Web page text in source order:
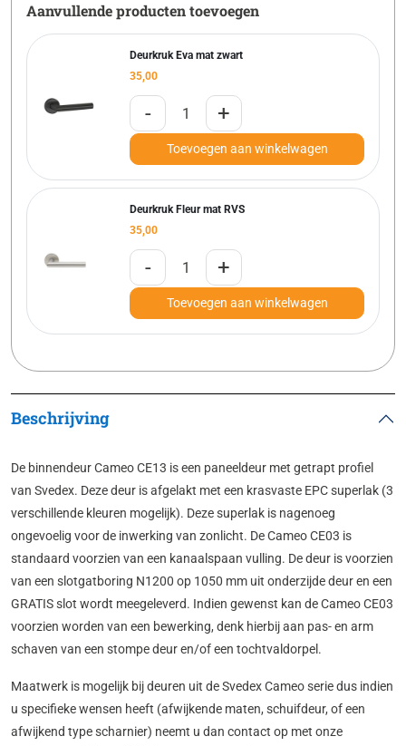
Aanvullende producten toevoegen
Deurkruk Eva mat zwart
35,00
- +
Toevoegen aan winkelwagen
Deurkruk Fleur mat RVS
35,00
- +
Toevoegen aan winkelwagen
Beschrijving
De binnendeur Cameo CE13 is een paneeldeur met getrapt profiel
van Svedex. Deze deur is afgelakt met een krasvaste EPC superlak (3
verschillende kleuren mogelijk). Deze superlak is nagenoeg
ongevoelig voor de inwerking van zonlicht. De Cameo CE03 is
standaard voorzien van een kanaalspaan vulling. De deur is voorzien
van een slotgatboring N1200 op 1050 mm uit onderzijde deur en een
GRATIS slot wordt meegeleverd. Indien gewenst kan de Cameo CE03
voorzien worden van een bewerking, denk hierbij aan pas- en arm
schaven van een stompe deur en/of een tochtvaldorpel.
Maatwerk is mogelijk bij deuren uit de Svedex Cameo serie dus indien
u specifieke wensen heeft (afwijkende maten, schuifdeur, of een
afwijkend type scharnier) neemt u dan contact op met onze